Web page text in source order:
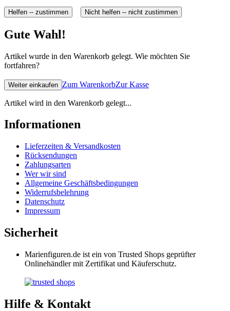
Helfen -- zustimmen Nicht helfen -- nicht zustimmen
Gute Wahl!
Artikel wurde in den Warenkorb gelegt. Wie möchten Sie
fortfahren?
Weiter einkaufen Zum WarenkorbZur Kasse
Artikel wird in den Warenkorb gelegt...
Informationen
Lieferzeiten & Versandkosten
Rücksendungen
Zahlungsarten
Wer wir sind
Allgemeine Geschäftsbedingungen
Widerrufsbelehrung
Datenschutz
Impressum
Sicherheit
Marienfiguren.de ist ein von Trusted Shops geprüfter
Onlinehändler mit Zertifikat und Käuferschutz.
Hilfe & Kontakt